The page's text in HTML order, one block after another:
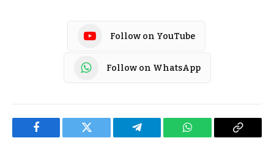
Follow on YouTube
Follow on WhatsApp
Facebook Twitter Telegram WhatsApp Copy